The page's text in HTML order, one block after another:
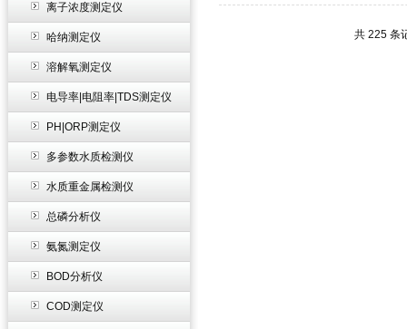
离子浓度测定仪
哈纳测定仪
溶解氧测定仪
电导率|电阻率|TDS测定仪
PH|ORP测定仪
多参数水质检测仪
水质重金属检测仪
总磷分析仪
氨氮测定仪
BOD分析仪
COD测定仪
共 225 条